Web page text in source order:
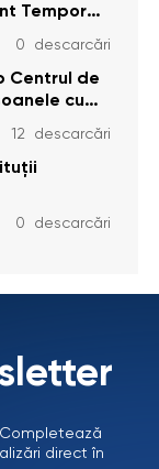
Temporar
din s.
2026
0 descarcări
Centrul de
cu
(11 iunie
12 descarcări
0 descarcări
direct în